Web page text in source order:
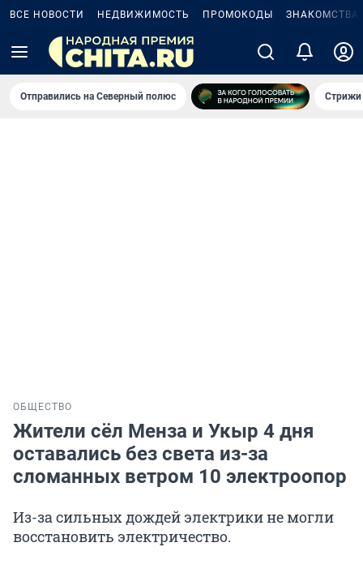
ВСЕ НОВОСТИ НЕДВИЖИМОСТЬ ПРОМОКОДЫ ЗНАКОМСТВА
Отправились на Северный полюс Стрижи
ОБЩЕСТВО
Жители сёл Менза и Укыр 4 дня
оставались без света из-за
сломанных ветром 10 электроопор
Из-за сильных дождей электрики не могли
восстановить электричество.